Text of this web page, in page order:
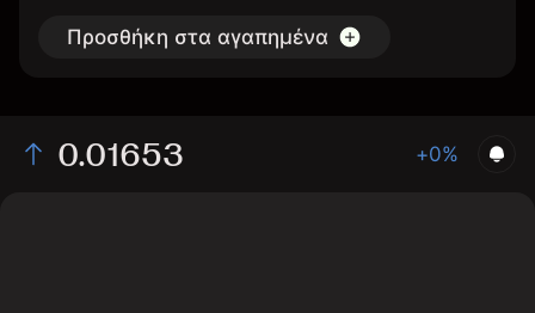
Προσθήκη στα αγαπημένα
0.01653 +0%